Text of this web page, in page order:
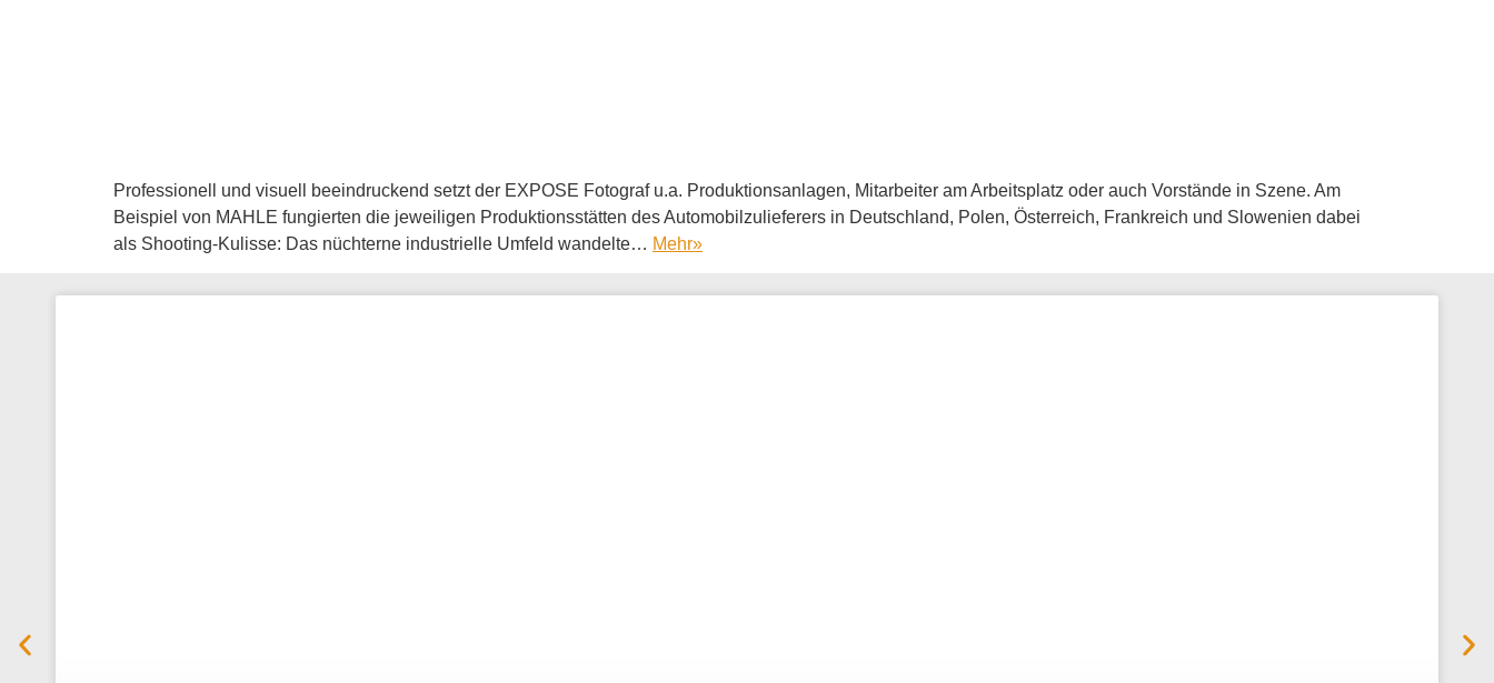
Professionell und visuell beeindruckend setzt der EXPOSE Fotograf u.a. Produktionsanlagen, Mitarbeiter am Arbeitsplatz oder auch Vorstände in Szene. Am
Beispiel von MAHLE fungierten die jeweiligen Produktionsstätten des Automobilzulieferers in Deutschland, Polen, Österreich, Frankreich und Slowenien dabei
als Shooting-Kulisse: Das nüchterne industrielle Umfeld wandelte… Mehr»